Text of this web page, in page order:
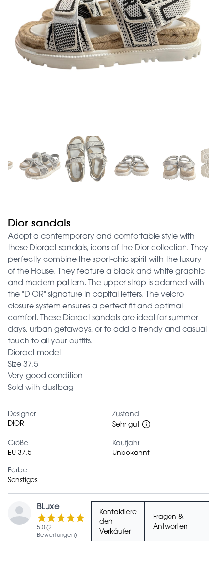
Dior sandals
Adopt a contemporary and comfortable style with
these Dioract sandals, icons of the Dior collection. They
perfectly combine the sport-chic spirit with the luxury
of the House. They feature a black and white graphic
and modern pattern. The upper strap is adorned with
the "DIOR" signature in capital letters. The velcro
closure system ensures a perfect fit and optimal
comfort. These Dioract sandals are ideal for summer
days, urban getaways, or to add a trendy and casual
touch to all your outfits.
Dioract model
Size 37.5
Very good condition
Sold with dustbag
Designer
DIOR
Zustand
Sehr gut
Größe
EU 37.5
Kaufjahr
Unbekannt
Farbe
Sonstiges
BLuxe
5.0 (2
Bewertungen)
Kontaktiere
den
Verkäufer
Fragen &
Antworten